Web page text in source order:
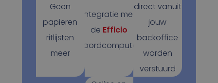
Geen
papieren
ritlijsten
meer
Integratie met
de Efficio
boordcomputer
direct vanuit
jouw
backoffice
worden
verstuurd